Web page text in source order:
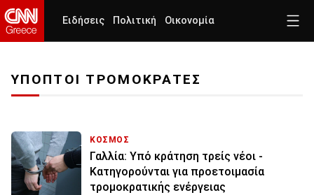
Ειδήσεις Πολιτική Οικονομία
ΥΠΟΠΤΟΙ ΤΡΟΜΟΚΡΑΤΕΣ
ΚΟΣΜΟΣ
Γαλλία: Υπό κράτηση τρείς νέοι -
Κατηγορούνται για προετοιμασία
τρομοκρατικής ενέργειας